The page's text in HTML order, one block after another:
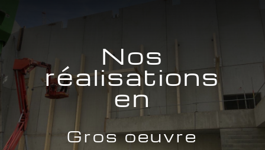
Nos
réalisations
en
Gros oeuvre